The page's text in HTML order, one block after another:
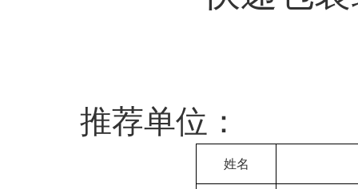
推荐单位：
姓名